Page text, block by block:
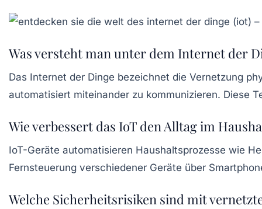
Was versteht man unter dem Internet der
Das Internet der Dinge bezeichnet die Vernetzung
automatisiert miteinander zu kommunizieren. Diese
Wie verbessert das IoT den Alltag im
IoT-Geräte automatisieren Haushaltsprozesse wie
Fernsteuerung verschiedener Geräte über
Welche Sicherheitsrisiken sind mit